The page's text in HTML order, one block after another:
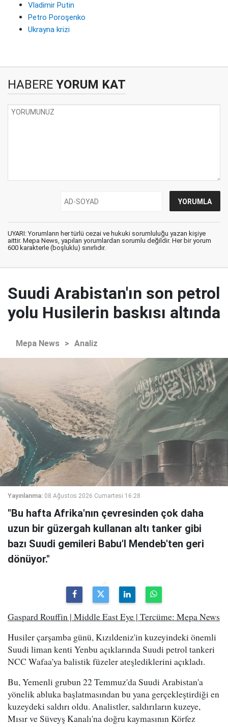
Vladimir Putin
Petro Poroşenko
Ukrayna krizi
HABERE YORUM KAT
UYARI: Yorumların her türlü cezai ve hukuki sorumluluğu yazan kişiye
aittir. Mepa News, yapılan yorumlardan sorumlu değildir. Her bir yorum
600 karakterle (boşluklu) sınırlıdır.
Suudi Arabistan'ın son petrol
yolu Husilerin baskısı altında
Mepa News > Analiz
Yayınlanma: 08 Ağustos 2026 Cumartesi 16:28
"Bu hafta Afrika'nın çevresinden çok daha
uzun bir güzergah kullanan altı tanker gibi
bazı Suudi gemileri Babu'l Mendeb'ten geri
dönüyor."
Gaspard Rouffin | Middle East Eye | Tercüme: Mepa News
Husiler çarşamba günü, Kızıldeniz'in kuzeyindeki önemli
Suudi liman kenti Yenbu açıklarında Suudi petrol tankeri
NCC Wafaa'ya balistik füzeler ateşlediklerini açıkladı.
Bu, Yemenli grubun 22 Temmuz'da Suudi Arabistan'a
yönelik abluka başlatmasından bu yana gerçekleştirdiği en
kuzeydeki saldırı oldu. Analistler, saldırıların kuzeye,
Mısır ve Süveyş Kanalı'na doğru kaymasının Körfez